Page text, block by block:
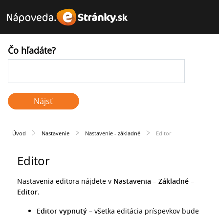
Čo hľadáte?
Úvod Nastavenie Nastavenie - základné Editor
Editor
Nastavenia editora nájdete v Nastavenia – Základné –
Editor.
Editor vypnutý – všetka editácia príspevkov bude